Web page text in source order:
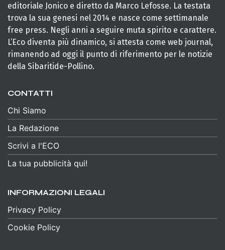
editoriale Jonico e diretto da Marco Lefosse. La testata
trova la sua genesi nel 2014 e nasce come settimanale
free press. Negli anni a seguire muta spirito e carattere.
L’Eco diventa più dinamico, si attesta come web journal,
rimanendo ad oggi il punto di riferimento per le notizie
della Sibaritide-Pollino.
CONTATTI
Chi Siamo
La Redazione
Scrivi a l'ECO
La tua pubblicità qui!
INFORMAZIONI LEGALI
Privacy Policy
Cookie Policy